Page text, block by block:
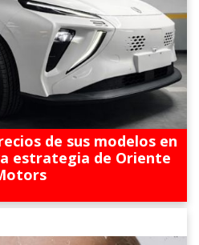
de sus modelos en
estrategia de Oriente